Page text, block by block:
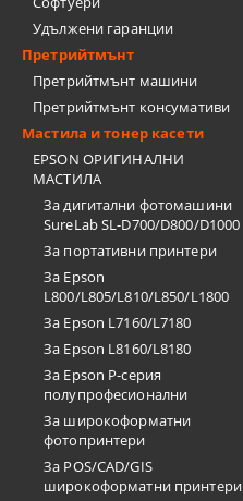
Удължени гаранции
Претрийтмънт
Претрийтмънт машини
Претрийтмънт консумативи
Мастила и тонер касети
EPSON ОРИГИНАЛНИ
МАСТИЛА
За дигитални фотомашини
SureLab SL-D700/D800/D1000
За портативни принтери
За Epson
L800/L805/L810/L850/L1800
За Epson L7160/L7180
За Epson L8160/L8180
За Epson P-серия
полупрофесионални
За широкоформатни
фотопринтери
За POS/CAD/GIS
широкоформатни принтери